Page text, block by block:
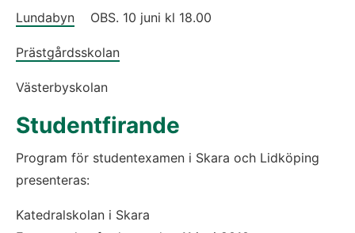
Lundabyn OBS. 10 juni kl 18.00
Prästgårdsskolan
Västerbyskolan
Studentfirande
Program för studentexamen i Skara och Lidköping
presenteras:
Katedralskolan i Skara